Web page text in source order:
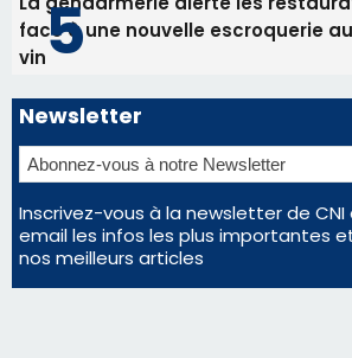
Régie publicitaire
Nous contacter